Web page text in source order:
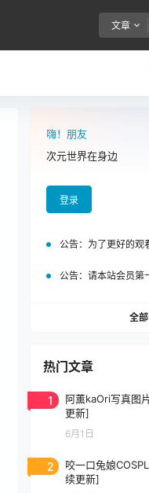
文章
嗨！朋友
次元世界在身边
登录
公告： 为了更好的观看体验
公告： 请本站会员第一时间 进入
全
热门文章
1
阿薰kaOri写真图
更新]
6月1日
2
咬一口兔娘
续更新]